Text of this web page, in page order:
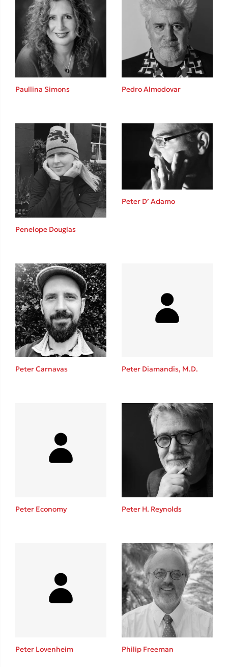
Ένας γίγαντας στο σχολείο
Mel Robbins
Δημοφιλείς Συγγραφείς
Φυστίκι ΠουΚυλάει
Κατρίνα Τσάνταλη
Lucinda Riley
Mimi Matthews
Teo Benedetti
Pierdomenico Baccalario
Δανάη Ιμπραχήμ
Τεστ: Ποιο αστυνομικό βιβλίο σου ταιριάζει για το καλοκαίρι;
Paullina Simons Pedro Almodovar
Penelope Douglas
Peter D’ Adamo
Peter Carnavas Peter Diamandis, M.D.
Peter Economy Peter H. Reynolds
Peter Lovenheim Philip Freeman